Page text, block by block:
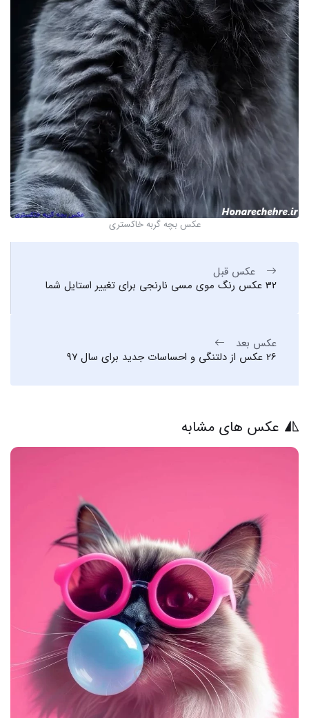
عکس بچه گربه خاکستری
عکس قبل
32 عکس رنگ موی مسی نارنجی برای تغییر استایل شما
عکس بعد
26 عکس از دلتنگی و احساسات جدید برای سال 97
عکس های مشابه